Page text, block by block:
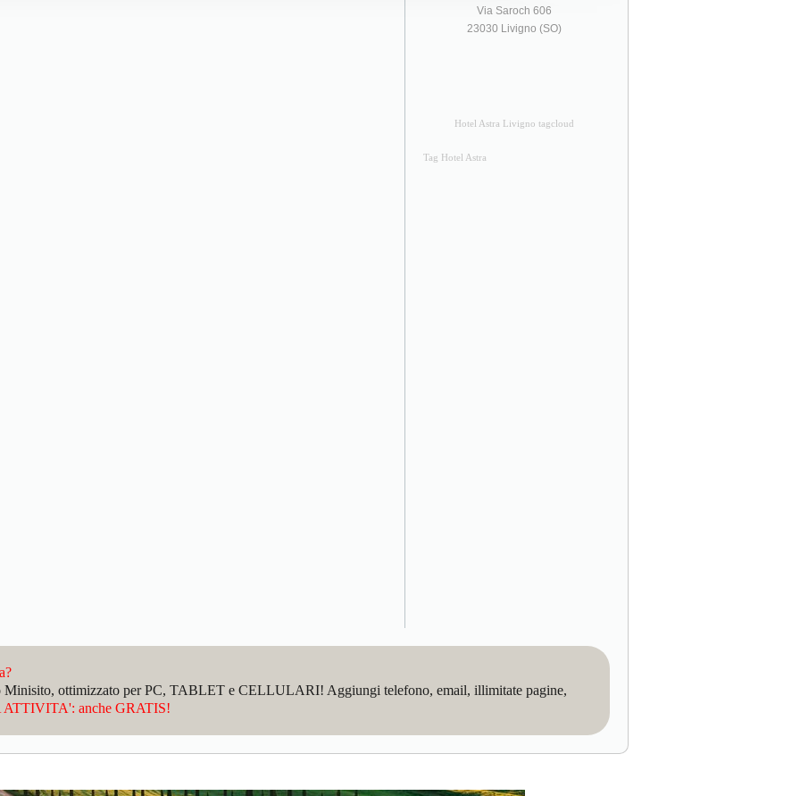
Via Saroch 606
23030 Livigno (SO)
Hotel Astra Livigno tagcloud
Tag Hotel Astra
Minisito, ottimizzato per PC, TABLET e CELLULARI! Aggiungi telefono, email, illimitate pagine,
anche GRATIS!